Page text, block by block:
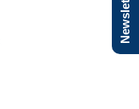
Newsletter